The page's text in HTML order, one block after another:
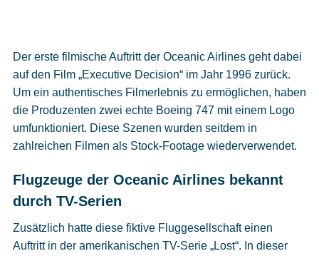
Der erste filmische Auftritt der Oceanic Airlines geht dabei
auf den Film „Executive Decision“ im Jahr 1996 zurück.
Um ein authentisches Filmerlebnis zu ermöglichen, haben
die Produzenten zwei echte Boeing 747 mit einem Logo
umfunktioniert. Diese Szenen wurden seitdem in
zahlreichen Filmen als Stock-Footage wiederverwendet.
Flugzeuge der Oceanic Airlines bekannt
durch TV-Serien
Zusätzlich hatte diese fiktive Fluggesellschaft einen
Auftritt in der amerikanischen TV-Serie „Lost“. In dieser